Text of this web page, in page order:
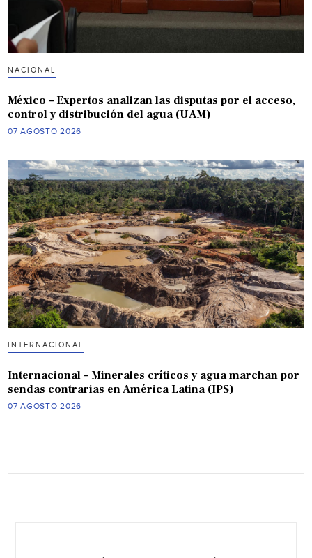
NACIONAL
México – Expertos analizan las disputas por el acceso,
control y distribución del agua (UAM)
07 AGOSTO 2026
INTERNACIONAL
Internacional – Minerales críticos y agua marchan por
sendas contrarias en América Latina (IPS)
07 AGOSTO 2026